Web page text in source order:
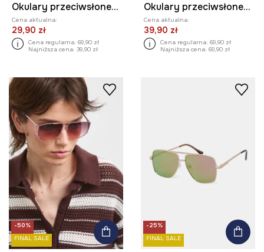
Okulary przeciwsłoneczne damskie kolor różowy
Cena aktualna:
29,90 zł
Cena regularna: 69,90 zł
Najniższa cena: 39,90 zł
Okulary przeciwsłoneczne pilotki damskie
Cena aktualna:
39,90 zł
Cena regularna: 69,90 zł
Najniższa cena: 69,90 zł
-50%
FINAL SALE
-25%
FINAL SALE